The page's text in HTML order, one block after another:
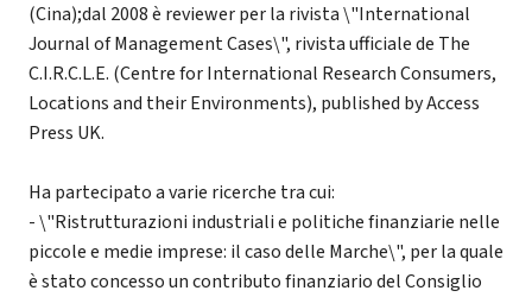
(Cina);dal 2008 è reviewer per la rivista \"International
Journal of Management Cases\", rivista ufficiale de The
C.I.R.C.L.E. (Centre for International Research Consumers,
Locations and their Environments), published by Access
Press UK.
Ha partecipato a varie ricerche tra cui:
- \"Ristrutturazioni industriali e politiche finanziarie nelle
piccole e medie imprese: il caso delle Marche\", per la quale
è stato concesso un contributo finanziario del Consiglio